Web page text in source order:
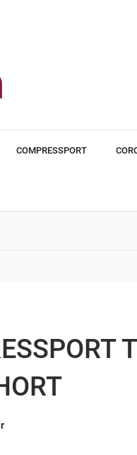
COMPRESSPORT